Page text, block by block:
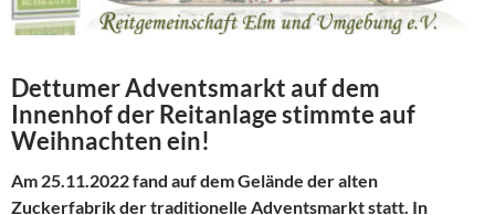
Dettumer Adventsmarkt auf dem
Innenhof der Reitanlage stimmte auf
Weihnachten ein!
Am 25.11.2022 fand auf dem Gelände der alten
Zuckerfabrik der traditionelle Adventsmarkt statt. In